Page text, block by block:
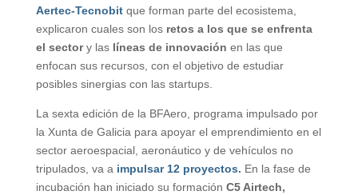
Aertec-Tecnobitque forman parte del ecosistema,
explicaron cuales son los retos a los que se enfrenta
el sectory laslíneas de innovación en las que
enfocan sus recursos, con el objetivo de estudiar
posibles sinergias con las startups.
La sexta edición de la BFAero, programa impulsado por
la Xunta de Galicia para apoyar el emprendimiento en el
sector aeroespacial, aeronáutico y de vehículos no
tripulados, va aimpulsar 12 proyectos. En la fase de
incubación han iniciado su formación C5 Airtech,